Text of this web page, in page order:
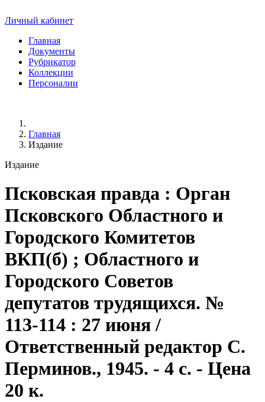
Личный кабинет
Главная
Документы
Рубрикатор
Коллекции
Персоналии
Главная
Издание
Издание
Псковская правда : Орган
Псковского Областного и
Городского Комитетов
ВКП(б) ; Областного и
Городского Советов
депутатов трудящихся. №
113-114 : 27 июня /
Ответственный редактор С.
Перминов., 1945. - 4 с. - Цена
20 к.